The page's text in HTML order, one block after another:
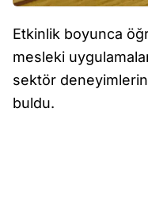
Etkinlik boyunca
mesleki
sektör
buldu.